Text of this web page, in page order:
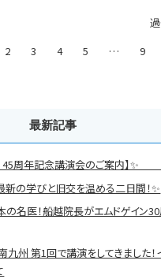
2 3 4 5 … 9
最新記事
会 45周年記念講演会のご案
の学びと旧交を温める二日間！✨
の名医！船越院長がエムドゲイン
九州 第1回で講演をしてきました！